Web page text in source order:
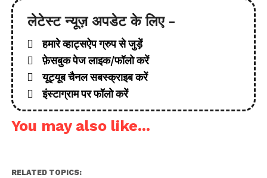
लेटेस्ट न्यूज़ अपडेट के लिए -
हमारे व्हाट्सऐप ग्रुप से जुड़ें
फ़ेसबुक पेज लाइक/फॉलो करें
यूट्यूब चैनल सबस्क्राइब करें
इंस्टाग्राम पर फॉलो करें
You may also like...
RELATED TOPICS: